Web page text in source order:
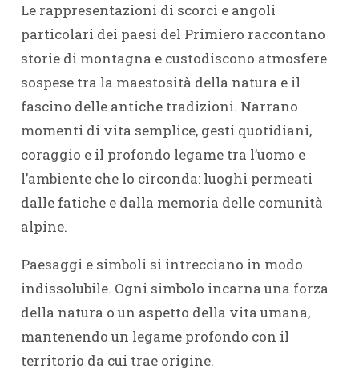
Le rappresentazioni di scorci e angoli
particolari dei paesi del Primiero raccontano
storie di montagna e custodiscono atmosfere
sospese tra la maestosità della natura e il
fascino delle antiche tradizioni. Narrano
momenti di vita semplice, gesti quotidiani,
coraggio e il profondo legame tra l’uomo e
l’ambiente che lo circonda: luoghi permeati
dalle fatiche e dalla memoria delle comunità
alpine.
Paesaggi e simboli si intrecciano in modo
indissolubile. Ogni simbolo incarna una forza
della natura o un aspetto della vita umana,
mantenendo un legame profondo con il
territorio da cui trae origine.